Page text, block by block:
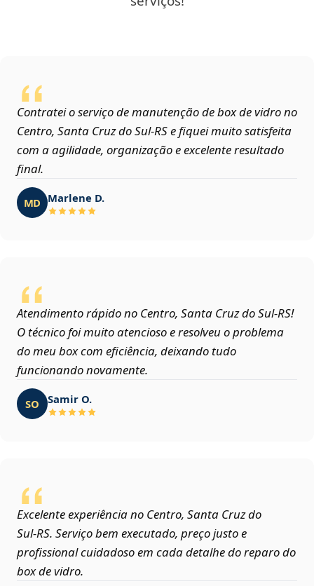
Contratei o serviço de manutenção de box de vidro no
Centro, Santa Cruz do Sul‑RS e fiquei muito satisfeita
com a agilidade, organização e excelente resultado
final.
MD Marlene D.
Atendimento rápido no Centro, Santa Cruz do Sul‑RS!
O técnico foi muito atencioso e resolveu o problema
do meu box com eficiência, deixando tudo
funcionando novamente.
SO Samir O.
Excelente experiência no Centro, Santa Cruz do
Sul‑RS. Serviço bem executado, preço justo e
profissional cuidadoso em cada detalhe do reparo do
box de vidro.